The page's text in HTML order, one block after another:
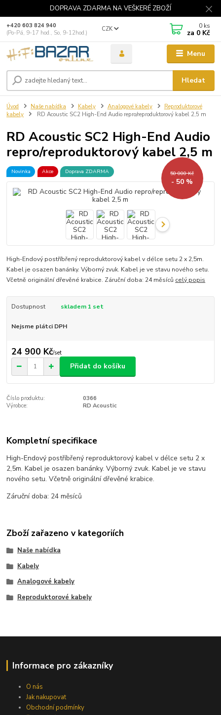
DOPRAVA ZDARMA NA VEŠKERÉ ZBOŽÍ
Menu
CZK
Hledat
+420 603 824 940
(Po-Pá, 9-17 hod., So, 9-12hod.)
0 ks
za 0 Kč
Úvod Naše nabídka Kabely Analogové kabely
Reproduktorové
kabely
RD Acoustic SC2 High-End Audio repro/reproduktorový kabel 2,5 m
RD Acoustic SC2 High-End Audio
repro/reproduktorový kabel 2,5 m
Novinka Akce Doprava ZDARMA 50 000 Kč
- 50 %
High-Endový postříbřený reproduktorový kabel v délce setu 2 x 2,5m.
Kabel je osazen banánky. Výborný zvuk. Kabel je ve stavu nového setu.
Včetně originální dřevěné krabice. Záruční doba: 24 měsíců celý popis
Dostupnost skladem 1 set
Nejsme plátci DPH
24 900 Kč/set
Přidat do košíku
Číslo produktu:
0366
Výrobce:
RD Acoustic
Kompletní specifikace
High-Endový postříbřený reproduktorový kabel v délce setu 2 x
2,5m. Kabel je osazen banánky. Výborný zvuk. Kabel je ve stavu
nového setu. Včetně originální dřevěné krabice.
Záruční doba: 24 měsíců
Zboží zařazeno v kategoriích
Naše nabídka
Kabely
Analogové kabely
Reproduktorové kabely
Informace pro zákazníky
O nás
Jak nakupovat
Obchodní podmínky